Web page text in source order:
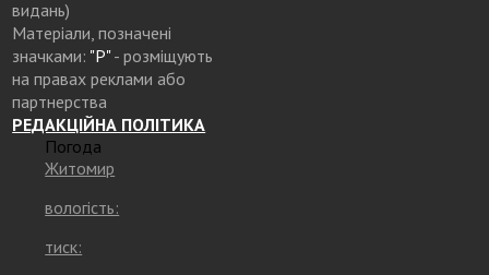
видань)
Матеріали, позначені
значками: "Р"- розміщують
на правах реклами або
партнерства
РЕДАКЦІЙНА ПОЛІТИКА
Погода
Житомир
вологість:
тиск: